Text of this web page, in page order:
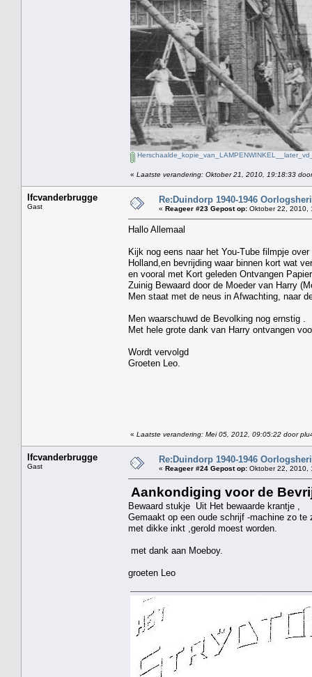
« Laatste verandering: Oktober 21, 2010, 19:18:33
lfcvanderbrugge
Gast
Re:Duindorp 1940-1946
« Reageer #23 Gepost op: Oktober 22, 2010,
Hallo Allemaal
Kijk nog eens naar het You-Tube filmpje
Holland,en bevrijding waar binnen kort wat
en vooral met Kort geleden Ontvangen
Zuinig Bewaard door de Moeder van Harry
Men staat met de neus in Afwachting, naar
Men waarschuwd de Bevolking nog ernstig .
Met hele grote dank van Harry ontvangen
Wordt vervolgd
Groeten Leo.
« Laatste verandering: Mei 05, 2012, 09:05:22 door
lfcvanderbrugge
Gast
Re:Duindorp 1940-1946
« Reageer #24 Gepost op: Oktober 22, 2010,
Aankondiging voor de
Bewaard stukje Uit Het bewaarde krantje ,
Gemaakt op een oude schrijf -machine zo
met dikke inkt ,gerold moest worden.
met dank aan Moeboy.
groeten Leo